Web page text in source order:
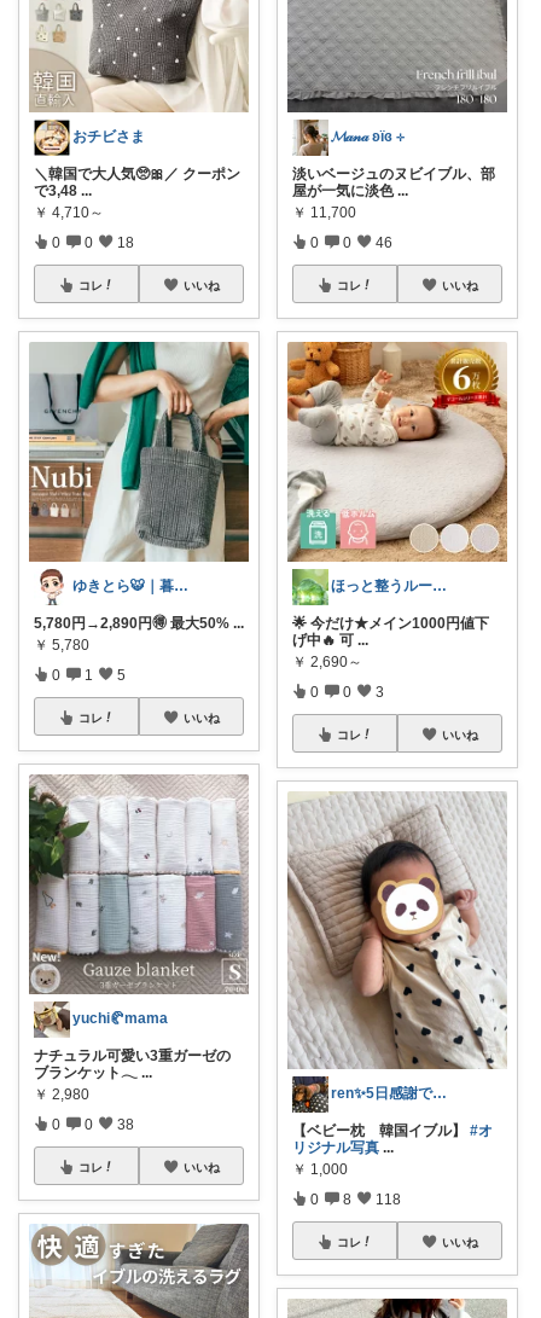
おチビさま
＼韓国で大人気🥺🎀／ クーポン
で3,48 ...
￥ 4,710～
0 0 18
コレ いいね
ゆきとら🐯｜暮らしをラクにしたいパパ
5,780円→2,890円🉐 最大50% ...
￥ 5,780
0 1 5
コレ いいね
yuchi🥐mama
ナチュラル可愛い3重ガーゼの
ブランケット𓂃 ...
￥ 2,980
0 0 38
コレ いいね
𝓜𝒶𝓃𝒶 ʚïɞ ⊹
淡いベージュのヌビイブル、部
屋が一気に淡色 ...
￥ 11,700
0 0 46
コレ いいね
ほっと整うルーム🌿
🌟 今だけ★メイン1000円値下
げ中🔥 可 ...
￥ 2,690～
0 0 3
コレ いいね
ren✨5日感謝です♡🤔
【ベビー枕 韓国イブル】 #オ
リジナル写真 ...
￥ 1,000
0 8 118
コレ いいね